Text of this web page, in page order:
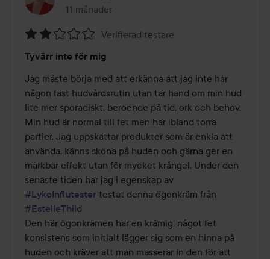
11 månader
Inlägget skapades 11 månader
2
av
5
Verifierad testare
Tyvärr inte för mig
Jag måste börja med att erkänna att jag inte har
någon fast hudvårdsrutin utan tar hand om min hud
lite mer sporadiskt, beroende på tid, ork och behov.
Min hud är normal till fet men har ibland torra
partier. Jag uppskattar produkter som är enkla att
använda, känns sköna på huden och gärna ger en
märkbar effekt utan för mycket krångel. Under den
#LykoInflutester
#EstelleThild
Den här ögonkrämen har en krämig, något fet
konsistens som initialt lägger sig som en hinna på
huden och kräver att man masserar in den för att